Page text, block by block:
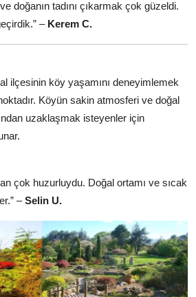
doğanın tadını çıkarmak çok güzeldi.
– Kerem C.
ilçesinin köy yaşamını deneyimlemek
Köyün sakin atmosferi ve doğal
uzaklaşmak isteyenler için
çok huzurluydu. Doğal ortamı ve sıcak
–Selin U.